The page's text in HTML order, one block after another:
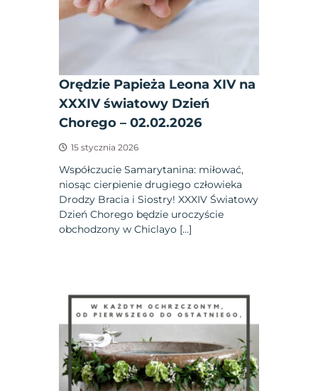
Orędzie Papieża Leona XIV na
XXXIV światowy Dzień
Chorego – 02.02.2026
15 stycznia 2026
Współczucie Samarytanina: miłować,
niosąc cierpienie drugiego człowieka
Drodzy Bracia i Siostry! XXXIV Światowy
Dzień Chorego będzie uroczyście
obchodzony w Chiclayo […]